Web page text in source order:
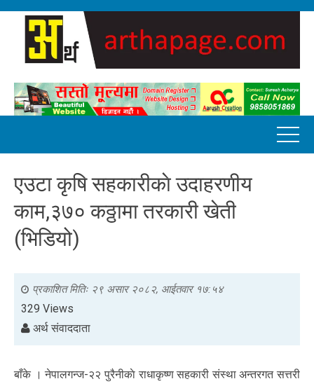
एउटा कृषि सहकारीकाे उदाहरणीय
काम,३७० कठ्ठामा तरकारी खेती
(भिडियो)
प्रकाशित मितिः २९ असार २०८२, आईतवार १७:५४
329 Views
अर्थ संवाददाता
बाँके । नेपालगन्ज-२२ पुरैनीकाे राधाकृष्ण सहकारी संस्था अन्तरगत सत्तरी